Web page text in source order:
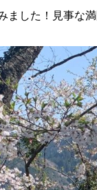
ました！見事な満